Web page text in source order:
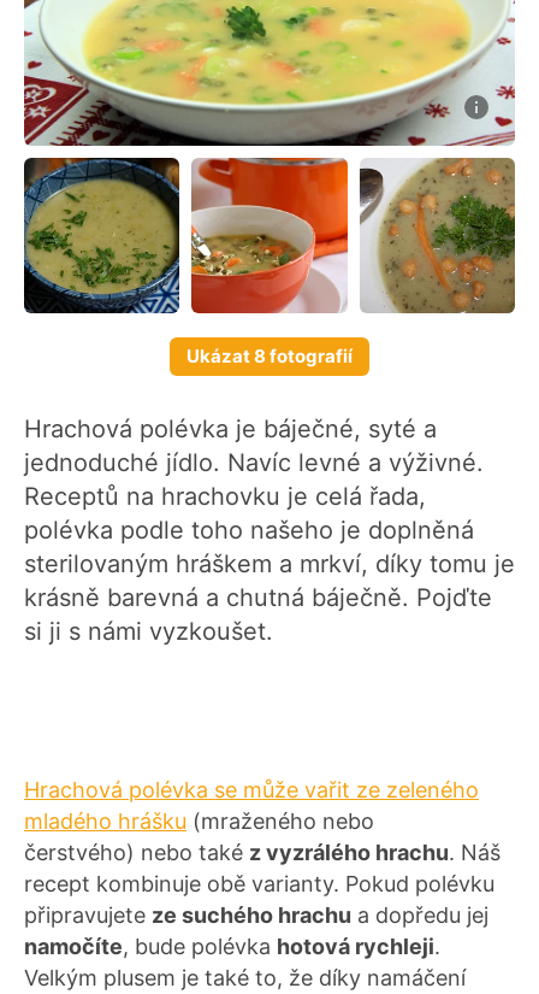
Ukázat 8 fotografií
Hrachová polévka je báječné, syté a
jednoduché jídlo. Navíc levné a výživné.
Receptů na hrachovku je celá řada,
polévka podle toho našeho je doplněná
sterilovaným hráškem a mrkví, díky tomu je
krásně barevná a chutná báječně. Pojďte
si ji s námi vyzkoušet.
Hrachová polévka se může vařit ze zeleného
mladého hrášku (mraženého nebo
čerstvého) nebo také z vyzrálého hrachu. Náš
recept kombinuje obě varianty. Pokud polévku
připravujete ze suchého hrachu a dopředu jej
namočíte, bude polévka hotová rychleji.
Velkým plusem je také to, že díky namáčení